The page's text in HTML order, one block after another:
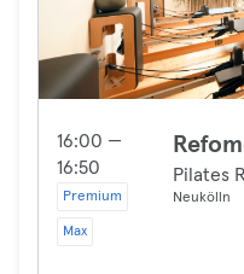
16:00 —
16:50
Premium
Max
Pilates
Neukölln